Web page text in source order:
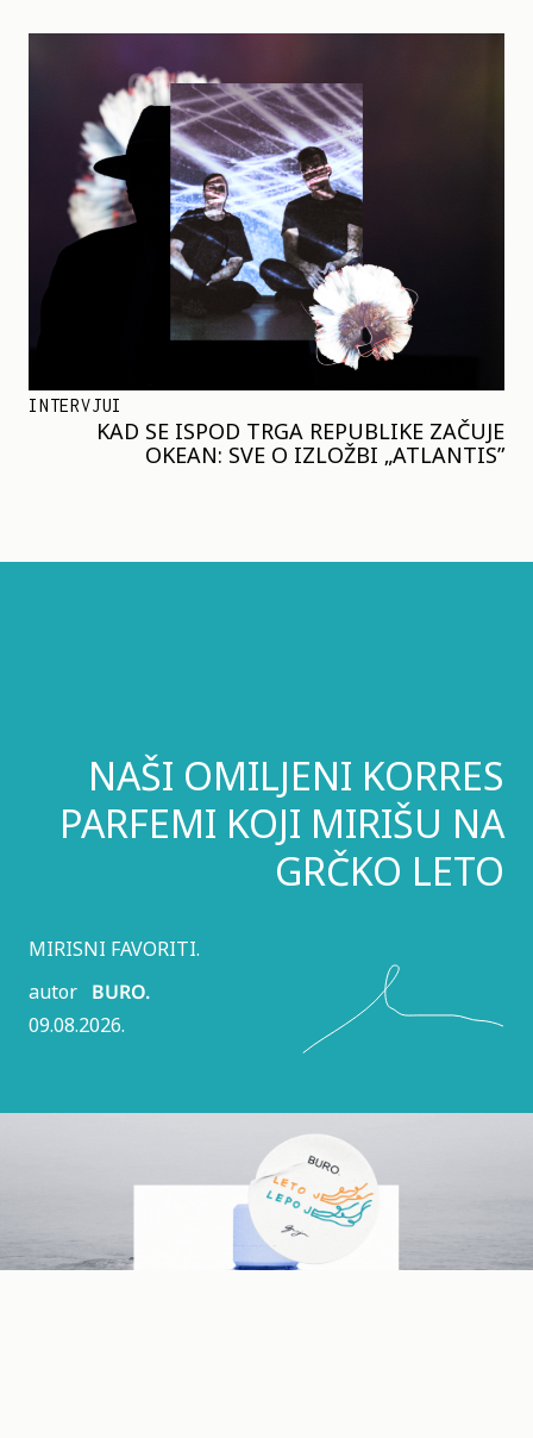
INTERVJUI
KAD SE ISPOD TRGA REPUBLIKE ZAČUJE
OKEAN: SVE O IZLOŽBI „ATLANTIS”
NAŠI OMILJENI KORRES
PARFEMI KOJI MIRIŠU NA
GRČKO LETO
MIRISNI FAVORITI.
autor BURO.
09.08.2026.